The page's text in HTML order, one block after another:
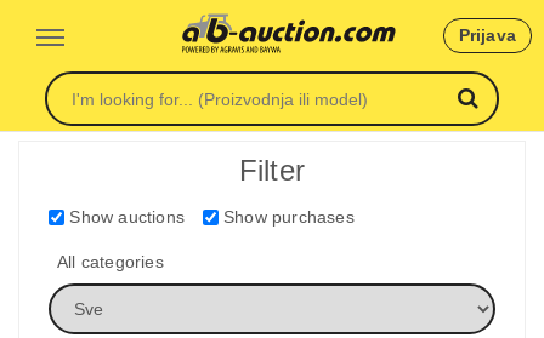
Prijava
Filter
Show auctions Show purchases
All categories